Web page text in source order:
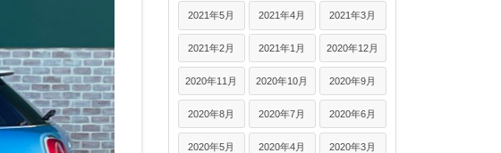
2021年5月 2021年4月 2021年3月
2021年2月 2021年1月 2020年12月
2020年11月 2020年10月 2020年9月
2020年8月 2020年7月 2020年6月
2020年5月 2020年4月 2020年3月